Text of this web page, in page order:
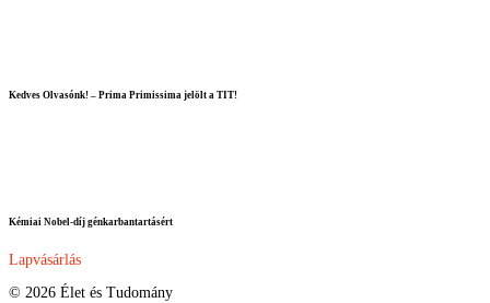
Kedves Olvasónk! – Prima Primissima jelölt a TIT!
Kémiai Nobel-díj génkarbantartásért
Lapvásárlás
© 2026 Élet és Tudomány